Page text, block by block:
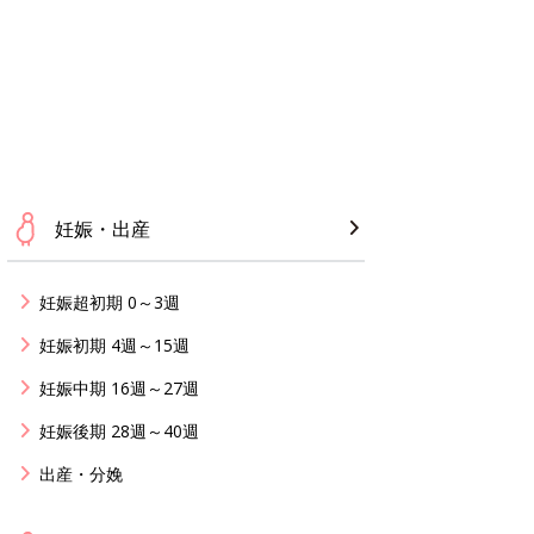
妊娠・出産
妊娠超初期 0～3週
妊娠初期 4週～15週
妊娠中期 16週～27週
妊娠後期 28週～40週
出産・分娩